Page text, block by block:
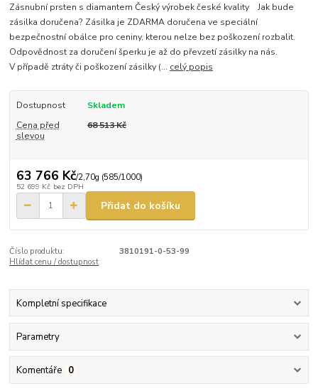
Zásnubní prsten s diamantem Český výrobek české kvality Jak bude
zásilka doručena? Zásilka je ZDARMA doručena ve speciální
bezpečnostní obálce pro ceniny, kterou nelze bez poškození rozbalit.
Odpovědnost za doručení šperku je až do převzetí zásilky na nás.
V případě ztráty či poškození zásilky (... celý popis
Dostupnost
Skladem
Cena před
slevou
68 513 Kč
63 766 Kč/2,70g (585/1000)
52 699 Kč bez DPH
Přidat do košíku
Číslo produktu:
3810191-0-53-99
Hlídat cenu / dostupnost
Kompletní specifikace
Parametry
Komentáře 0